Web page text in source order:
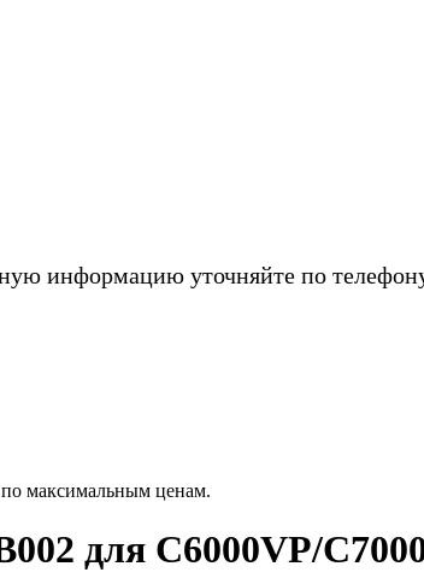
информацию уточняйте по
максимальным ценам.
для C6000VP/